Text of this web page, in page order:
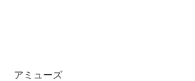
アミューズ